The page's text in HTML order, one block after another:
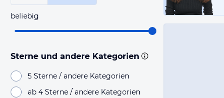
beliebig
Sterne und andere Kategorien
5 Sterne / andere Kategorien
ab 4 Sterne / andere Kategorien